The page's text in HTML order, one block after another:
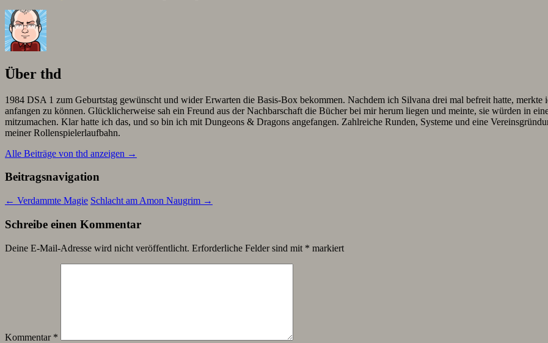
Über thd
1984 DSA 1 zum Geburtstag gewünscht und wider Erwarten die Basis-Box bekommen. Nachdem ich Silvana drei mal befreit hatte,
anfangen zu können. Glücklicherweise sah ein Freund aus der Nachbarschaft die Bücher bei mir herum liegen und meinte, sie würden in
mitzumachen. Klar hatte ich das, und so bin ich mit Dungeons & Dragons angefangen. Zahlreiche Runden, Systeme und eine
meiner Rollenspielerlaufbahn.
Alle Beiträge von thd anzeigen →
Beitragsnavigation
← Verdammte Magie Schlacht am Amon Naugrim →
Schreibe einen Kommentar
Deine E-Mail-Adresse wird nicht veröffentlicht. Erforderliche Felder sind mit * markiert
Kommentar *